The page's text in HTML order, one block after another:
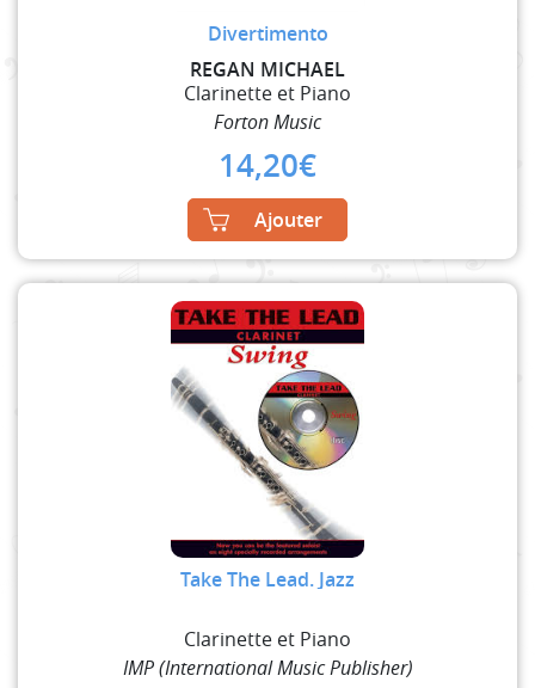
Divertimento
REGAN MICHAEL
Clarinette et Piano
Forton Music
14,20€
Ajouter
Take The Lead. Jazz
Clarinette et Piano
IMP (International Music Publisher)